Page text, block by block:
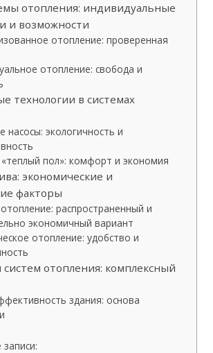
отопления: индивидуальные
и возможности
отопление: проверенная
отопление: свобода и
технологии в системах
насосы: экологичность и
пол»: комфорт и экономия
экономические и
факторы
распространенный и
экономичный вариант
отопление: удобство и
отопления: комплексный
здания: основа